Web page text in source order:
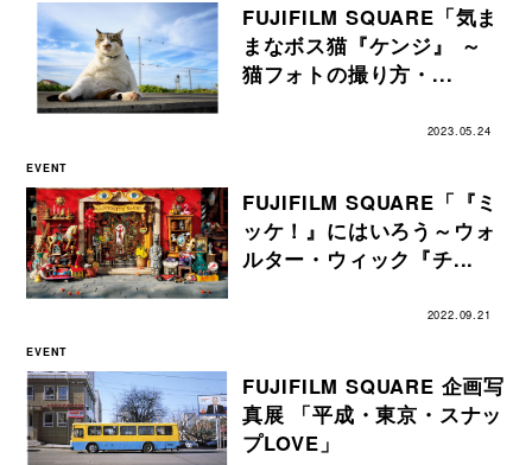
FUJIFILM SQUARE「気ま
まなボス猫『ケンジ』 ～
猫フォトの撮り方・...
2023.05.24
EVENT
FUJIFILM SQUARE「『ミ
ッケ！』にはいろう～ウォ
ルター・ウィック『チ...
2022.09.21
EVENT
FUJIFILM SQUARE 企画写
真展 「平成・東京・スナッ
プLOVE」